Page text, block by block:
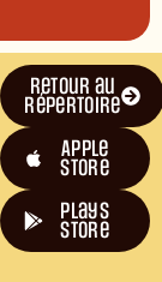
Retour au
répertoire
Apple
Store
plays
store